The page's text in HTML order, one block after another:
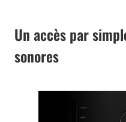
Un accès par
sonores